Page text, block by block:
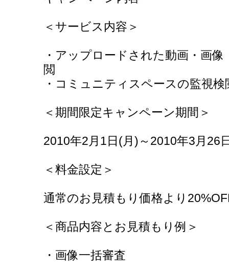
＜サービス内容＞
・アップロードされた動画・画
閲
・コミュニティスペースの監視検
＜期間限定キャンペーン期間＞
2010年2月1日(月)～2010年3月26
＜料金設定＞
通常のお見積もり価格より
＜商品内容とお見積もり例＞
・画像一括審査